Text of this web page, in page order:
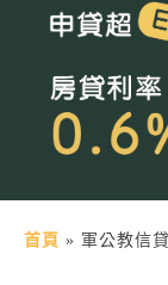
土地二
房屋二
軍公教
土地貸款
首頁 » 軍公教信貸